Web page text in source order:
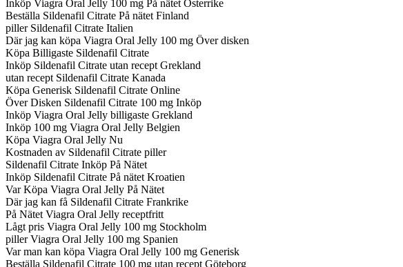
Inköp Viagra Oral Jelly 100 mg På nätet Österrike
Beställa Sildenafil Citrate På nätet Finland
piller Sildenafil Citrate Italien
Där jag kan köpa Viagra Oral Jelly 100 mg Över disken
Köpa Billigaste Sildenafil Citrate
Inköp Sildenafil Citrate utan recept Grekland
utan recept Sildenafil Citrate Kanada
Köpa Generisk Sildenafil Citrate Online
Över Disken Sildenafil Citrate 100 mg Inköp
Inköp Viagra Oral Jelly billigaste Grekland
Inköp 100 mg Viagra Oral Jelly Belgien
Köpa Viagra Oral Jelly Nu
Kostnaden av Sildenafil Citrate piller
Sildenafil Citrate Inköp På Nätet
Inköp Sildenafil Citrate På nätet Kroatien
Var Köpa Viagra Oral Jelly På Nätet
Där jag kan få Sildenafil Citrate Frankrike
På Nätet Viagra Oral Jelly receptfritt
Lågt pris Viagra Oral Jelly 100 mg Stockholm
piller Viagra Oral Jelly 100 mg Spanien
Var man kan köpa Viagra Oral Jelly 100 mg Generisk
Beställa Sildenafil Citrate 100 mg utan recept Göteborg